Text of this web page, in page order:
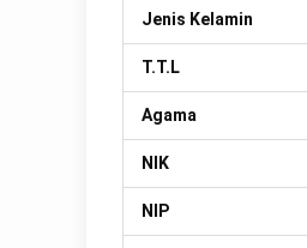
Jenis Kelamin
T.T.L
Agama
NIK
NIP